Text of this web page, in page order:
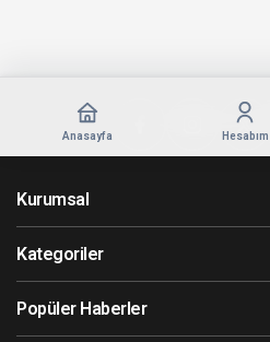
Anasayfa Hesabım
Kurumsal
Kategoriler
Popüler Haberler